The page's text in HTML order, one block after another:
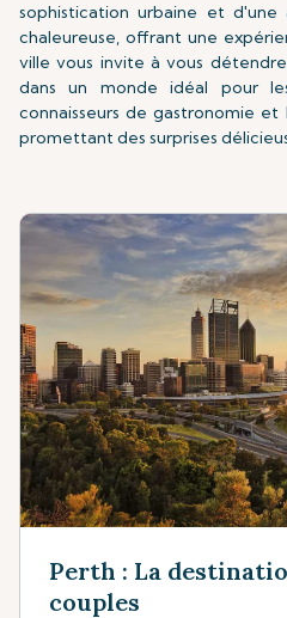
sophistication urbaine et
chaleureuse, offrant une
ville vous invite à vous
dans un monde idéal pour
connaisseurs de gastronomie
promettant des surprises
Perth : La
couples